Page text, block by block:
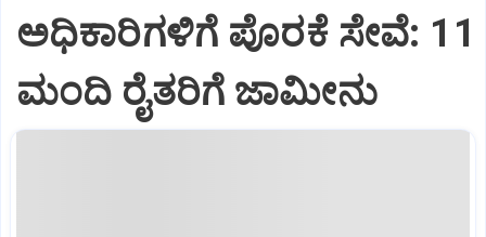
ಅಧಿಕಾರಿಗಳಿಗೆ ಪೊರಕೆ ಸೇವೆ: 11
ಮಂದಿ ರೈತರಿಗೆ ಜಾಮೀನು